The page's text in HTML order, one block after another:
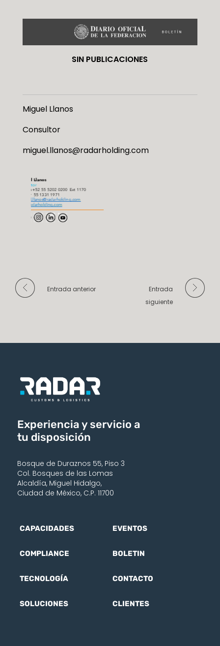
SIN PUBLICACIONES
Miguel Llanos
Consultor
miguel.llanos@radarholding.com
Entrada anterior
Entrada
siguiente
Experiencia y servicio a
tu disposición
Bosque de Duraznos 55, Piso 3
Col. Bosques de las Lomas
Alcaldía, Miguel Hidalgo,
Ciudad de México, C.P. 11700
CAPACIDADES
COMPLIANCE
TECNOLOGÍA
SOLUCIONES
EVENTOS
BOLETIN
CONTACTO
CLIENTES